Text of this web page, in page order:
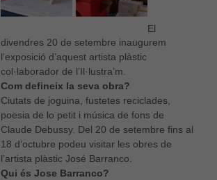
El
divendres 20 de setembre inaugurem
l’exposició d’aquest artista plàstic
col·laborador de l’Il·lustra’m.
Com defineix la seva obra?
Ciutats de joguina, fustetes reciclades,
poesia de lo petit i música de fons de
Claude Debussy. Del 20 de setembre fins al
18 d’octubre podeu visitar les obres de
l’artista plàstic José Barranco.
Qui és Jose Barranco?